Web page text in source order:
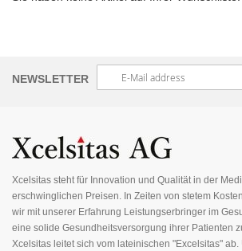
NEWSLETTER
Melden
Sie
unseren
Newsletter
Xcelsitas steht für Innovation und Qualität in der
erschwinglichen Preisen. In Zeiten von stetem
wir mit unserer Erfahrung Leistungserbringer im
eine solide Gesundheitsversorgung ihrer Patienten
Xcelsitas leitet sich vom lateinischen "Excelsitas" ab.